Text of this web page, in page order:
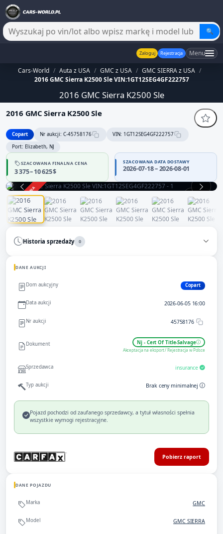
🔍
Zaloguj Rejestracja Menu
Cars-World / Auta z USA / GMC z USA / GMC SIERRA z USA /
2016 GMC Sierra K2500 Sle VIN:1GT12SEG4GF222757
2016 GMC Sierra K2500 Sle
2016 GMC Sierra K2500 Sle
Copart Nr aukcji: C-45758176
VIN: 1GT12SEG4GF222757
Port: Elizabeth, NJ
SZACOWANA FINALNA CENA
3 375 – 10 625 $
SZACOWANA DATA DOSTAWY
2026-07-18 – 2026-08-01
ZAKOŃCZONA
Historia sprzedaży 0
DANE AUKCJI
Dom aukcyjny Copart
Data aukcji 2026-06-05 16:00
Nr aukcji 45758176
Dokument Nj - Cert Of Title-Salvage
Akceptacja na eksport / Rejestracja w Polsce
Sprzedawca insurance
Typ aukcji Brak ceny minimalnej
Pojazd pochodzi od zaufanego sprzedawcy, a tytuł własności spełnia
wszystkie wymogi rejestracyjne.
Pobierz raport
DANE POJAZDU
Marka GMC
Model GMC SIERRA